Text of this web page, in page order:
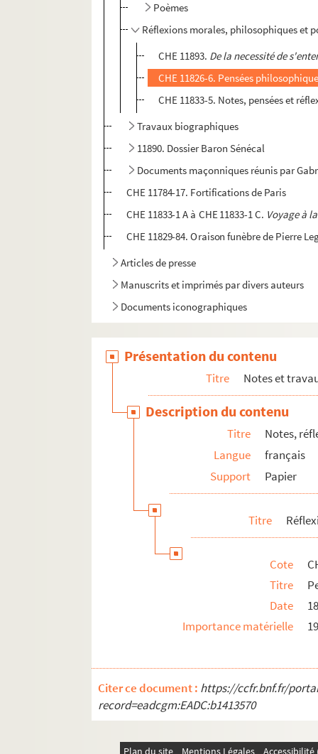
Poèmes
Réflexions morales, philosophiques et
CHE 11893. De la necessité de
CHE 11826-6. Pensées
CHE 11833-5. Notes, pensées et
Travaux biographiques
11890. Dossier Baron Sénécal
Documents maçonniques réunis par
CHE 11784-17. Fortifications de Paris
CHE 11833-1 A à CHE 11833-1 C. Voyage à
CHE 11829-84. Oraison funèbre de Pierre
Articles de presse
Manuscrits et imprimés par divers auteurs
Documents iconographiques
Présentation du contenu
Titre Notes et
Description du contenu
Titre
Notes,
Langue
français
Support
Papier
Titre
Cote
Titre
Date
Importance matérielle
Citer ce document : https://ccfr.bnf.fr/
record=eadcgm:EADC:b1413570
Plan du site Mentions Légales